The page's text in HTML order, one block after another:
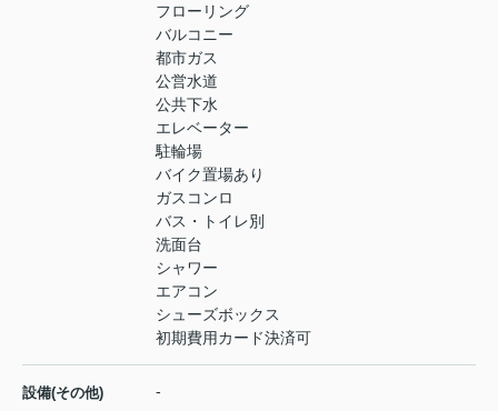
フローリング
バルコニー
都市ガス
公営水道
公共下水
エレベーター
駐輪場
バイク置場あり
ガスコンロ
バス・トイレ別
洗面台
シャワー
エアコン
シューズボックス
初期費用カード決済可
設備(その他) -